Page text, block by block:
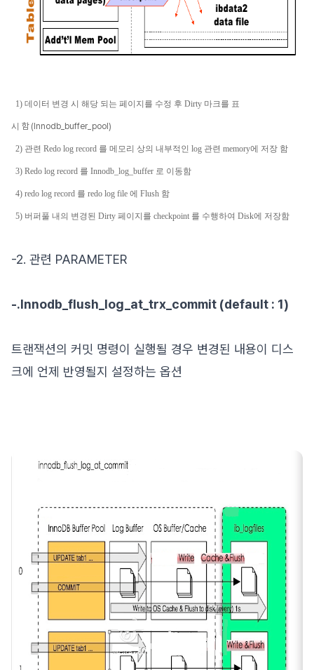
1) 데이터 변경 시 해당 되는 페이지를 수정 후 Dirty 마크를 표
시 함 (Innodb_buffer_pool)
2) 관련 Redo log record 를 메모리 상의 내부적인 log 관련 memory에 저장 함
3) Redo log record 를 Innodb_log_buffer 로 이동함
4) redo log record 를 redo log file 에 Flush 함
5) 버퍼풀 내의 변경된 Dirty 페이지를 checkpoint 를 수행하여 Disk에 저장함
-2. 관련 PARAMETER
-.Innodb_flush_log_at_trx_commit (default : 1)
트랜잭션의 커밋 명령이 실행될 경우 변경된 내용이 디스
크에 언제 반영될지 설정하는 옵션